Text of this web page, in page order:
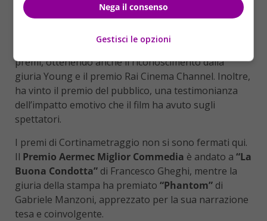
L’impatto di “A Domani”
Il corto “A Domani” ha continuato a raccogliere
premi, ottenendo anche il riconoscimento dalla
giuria Young e il premio Rai Cinema Channel. Inoltre,
ha vinto il premio del pubblico, una testimonianza
dell’impatto emotivo che il film ha avuto sugli
spettatori.
I premi di Cortinametraggio non si sono fermati qui.
Il Premio Aermec Miglior Commedia è andato a “La
Buona Condotta” di Francesco Gheghi, mentre la
giuria della stampa ha premiato “Phantom” di
Gabriele Manzoni, apprezzato per la sua narrazione
tesa e coinvolgente.
Nega il consenso
Gestisci le opzioni